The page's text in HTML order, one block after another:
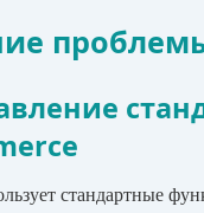
стандартные